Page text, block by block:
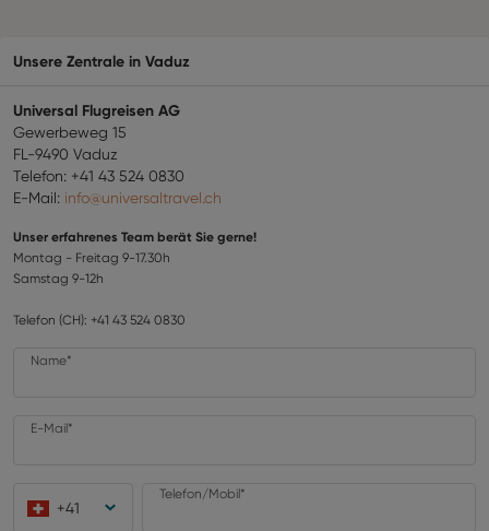
Unsere Zentrale in Vaduz
Universal Flugreisen AG
Gewerbeweg 15
FL-9490 Vaduz
Telefon: +41 43 524 0830
E-Mail: info@universaltravel.ch
Unser erfahrenes Team berät Sie gerne!
Montag - Freitag 9-17.30h
Samstag 9-12h
Telefon (CH): +41 43 524 0830
Name*
E-Mail*
+41
Telefon/Mobil*